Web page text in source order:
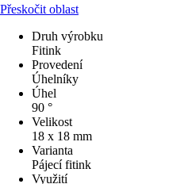
Přeskočit oblast
Druh výrobku
Fitink
Provedení
Úhelníky
Úhel
90 °
Velikost
18 x 18 mm
Varianta
Pájecí fitink
Využití